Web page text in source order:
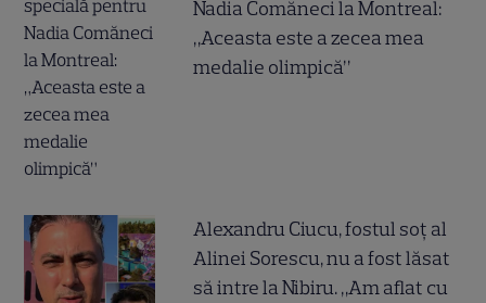
Nadia Comăneci la Montreal:
„Aceasta este a zecea mea
medalie olimpică”
Alexandru Ciucu, fostul soț al
Alinei Sorescu, nu a fost lăsat
să intre la Nibiru. „Am aflat cu